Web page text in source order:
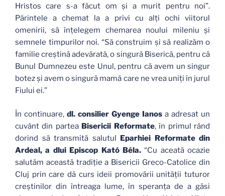
Hristos care s-a făcut om şi a murit pentru noi”.
Părintele a chemat la a privi cu alţi ochi viitorul
omenirii, să înţelegem chemarea noului mileniu şi
semnele timpurilor noi. “Să construim şi să realizăm o
familie creştină adevărată, o singură Biserică, pentru că
Bunul Dumnezeu este Unul, pentru că avem un singur
botez şi avem o singură mamă care ne vrea uniţi în jurul
Fiului ei.”
În continuare, dl. consilier Gyenge Ianos a adresat un
cuvânt din partea Bisericii Reformate, în primul rând
dorind să transmită salutul Eparhiei Reformate din
Ardeal, a dlui Episcop Kató Béla.“Cu aceată ocazie
salutăm această tradiţie a Bisericii Greco-Catolice din
Cluj prin care dă curs ideii promovării unităţii tuturor
creştinilor din întreaga lume, în speranţa de a găsi